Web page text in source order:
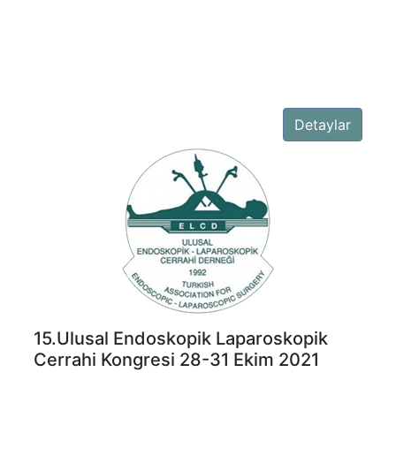
Detaylar
15.Ulusal Endoskopik Laparoskopik
Cerrahi Kongresi 28-31 Ekim 2021